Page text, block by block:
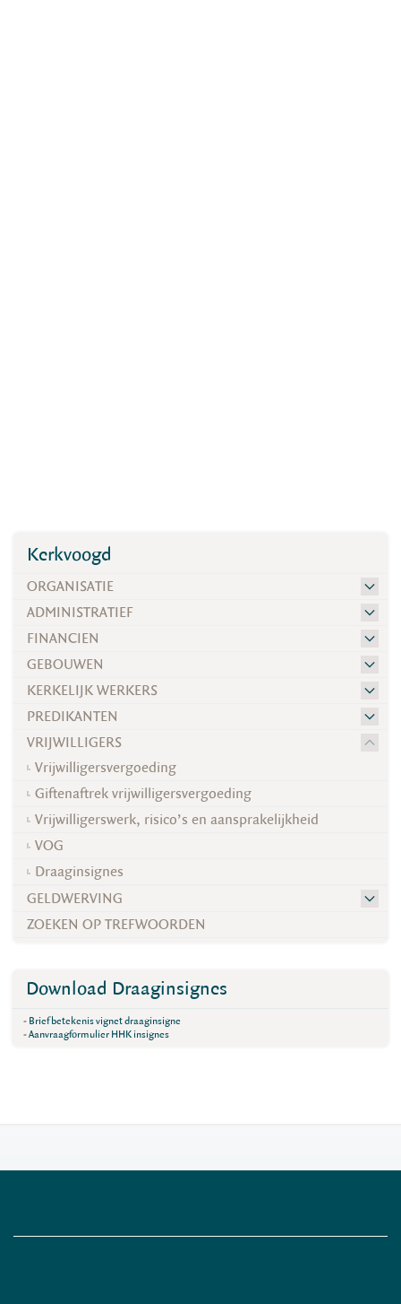
Kerkvoogd
ORGANISATIE
ADMINISTRATIEF
FINANCIEN
GEBOUWEN
KERKELIJK WERKERS
PREDIKANTEN
VRIJWILLIGERS
Vrijwilligersvergoeding
Giftenaftrek vrijwilligersvergoeding
Vrijwilligerswerk, risico’s en aansprakelijkheid
VOG
Draaginsignes
GELDWERVING
ZOEKEN OP TREFWOORDEN
Download Draaginsignes
- Brief betekenis vignet draaginsigne
-Aanvraagformulier HHK insignes